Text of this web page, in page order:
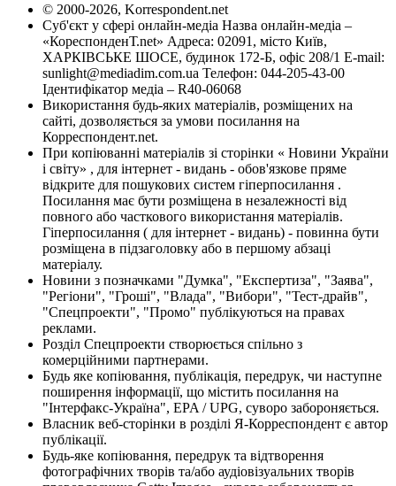
© 2000-2026, Korrespondent.net
Суб'єкт у сфері онлайн-медіа Назва онлайн-медіа –
«КореспонденТ.net» Адреса: 02091, місто Київ,
ХАРКІВСЬКЕ ШОСЕ, будинок 172-Б, офіс 208/1 E-mail:
sunlight@mediadim.com.ua Телефон: 044-205-43-00
Ідентифікатор медіа – R40-06068
Використання будь-яких матеріалів, розміщених на
сайті, дозволяється за умови посилання на
Корреспондент.net.
При копіюванні матеріалів зі сторінки « Новини України
і світу» , для інтернет - видань - обов'язкове пряме
відкрите для пошукових систем гіперпосилання .
Посилання має бути розміщена в незалежності від
повного або часткового використання матеріалів.
Гіперпосилання ( для інтернет - видань) - повинна бути
розміщена в підзаголовку або в першому абзаці
матеріалу.
Новини з позначками "Думка", "Експертиза", "Заява",
"Регіони", "Гроші", "Влада", "Вибори", "Тест-драйв",
"Спецпроекти", "Промо" публікуються на правах
реклами.
Розділ Спецпроекти створюється спільно з
комерційними партнерами.
Будь яке копіювання, публікація, передрук, чи наступне
поширення інформації, що містить посилання на
"Інтерфакс-Україна", EPA / UPG, суворо забороняється.
Власник веб-сторінки в розділі Я-Корреспондент є автор
публікації.
Будь-яке копіювання, передрук та відтворення
фотографічних творів та/або аудіовізуальних творів